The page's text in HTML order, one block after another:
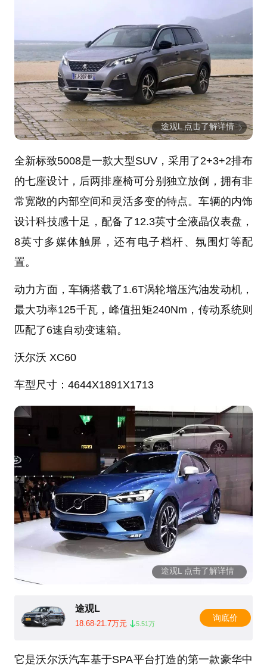
途观L 点击了解详情
全新标致5008是一款大型SUV，采用了2+3+2排布
的七座设计，后两排座椅可分别独立放倒，拥有非
常宽敞的内部空间和灵活多变的特点。车辆的内饰
设计科技感十足，配备了12.3英寸全液晶仪表盘，
8英寸多媒体触屏，还有电子档杆、氛围灯等配
置。
动力方面，车辆搭载了1.6T涡轮增压汽油发动机，
最大功率125千瓦，峰值扭矩240Nm，传动系统则
匹配了6速自动变速箱。
沃尔沃 XC60
车型尺寸： 4644X1891X1713
途观L 点击了解详情
途观L
18.68-21.7万元 5.51万
询底价
它是沃尔沃汽车基于SPA平台打造的第一款豪华中